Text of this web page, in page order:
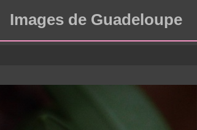
Images de Guadeloupe